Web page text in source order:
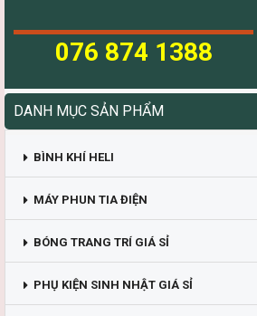
076 874 1388
DANH MỤC SẢN PHẨM
BÌNH KHÍ HELI
MÁY PHUN TIA ĐIỆN
BÓNG TRANG TRÍ GIÁ SỈ
PHỤ KIỆN SINH NHẬT GIÁ SỈ